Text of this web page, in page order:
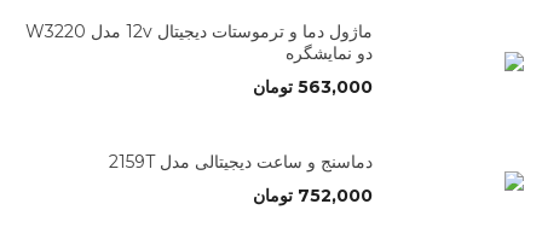
ماژول دما و ترموستات دیجیتال 12v مدل W3220
دو نمایشگره
563,000 تومان
دماسنج و ساعت دیجیتالی مدل 2159T
752,000 تومان